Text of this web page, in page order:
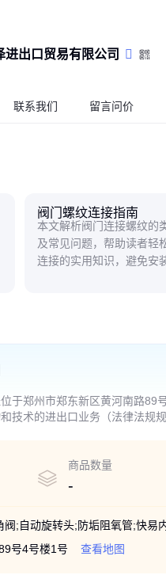
进出口贸易有限公司
联系我们 留言问价
阀门螺纹连接指南
本文解析阀门连接螺纹的
及常见问题，帮助读者轻
连接的实用知识，避免安
于郑州市郑东新区黄河南路
技术的进出口业务（法律法规
商品数量
-
;自动旋转头;防垢阻氧管;快易
号4号楼1号 查看地图